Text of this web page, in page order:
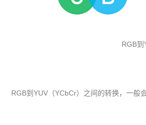
RGB到
RGB到YUV（YCbCr）之间的转换，一